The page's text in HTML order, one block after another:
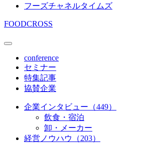
フーズチャネルタイムズ
FOODCROSS
conference
セミナー
特集記事
協賛企業
企業インタビュー（449）
飲食・宿泊
卸・メーカー
経営ノウハウ（203）